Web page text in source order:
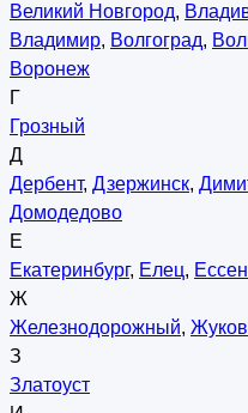
Великий Новгород,
Владимир, Волгоград,
Воронеж
Г
Грозный
Д
Дербент, Дзержинск,
Домодедово
Е
Екатеринбург, Елец,
Ж
Железнодорожный,
З
Златоуст